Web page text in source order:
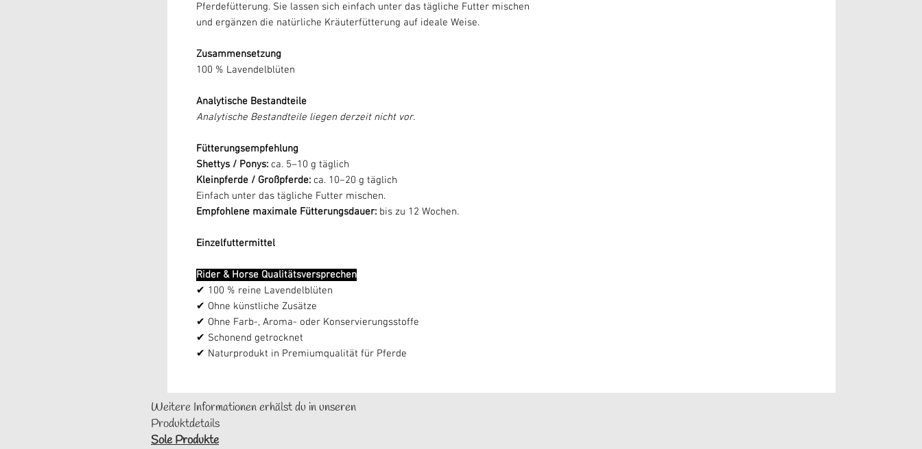
Pferdefütterung. Sie lassen sich einfach unter das tägliche Futter mischen
und ergänzen die natürliche Kräuterfütterung auf ideale Weise.
Zusammensetzung
100 % Lavendelblüten
Analytische Bestandteile
Analytische Bestandteile liegen derzeit nicht vor.
Fütterungsempfehlung
Shettys / Ponys: ca. 5–10 g täglich
Kleinpferde / Großpferde: ca. 10–20 g täglich
Einfach unter das tägliche Futter mischen.
Empfohlene maximale Fütterungsdauer: bis zu 12 Wochen.
Einzelfuttermittel
Rider & Horse Qualitätsversprechen
✔ 100 % reine Lavendelblüten
✔ Ohne künstliche Zusätze
✔ Ohne Farb-, Aroma- oder Konservierungsstoffe
✔ Schonend getrocknet
✔ Naturprodukt in Premiumqualität für Pferde
Weitere Informationen erhälst du in unseren
Produktdetails
Sole Produkte